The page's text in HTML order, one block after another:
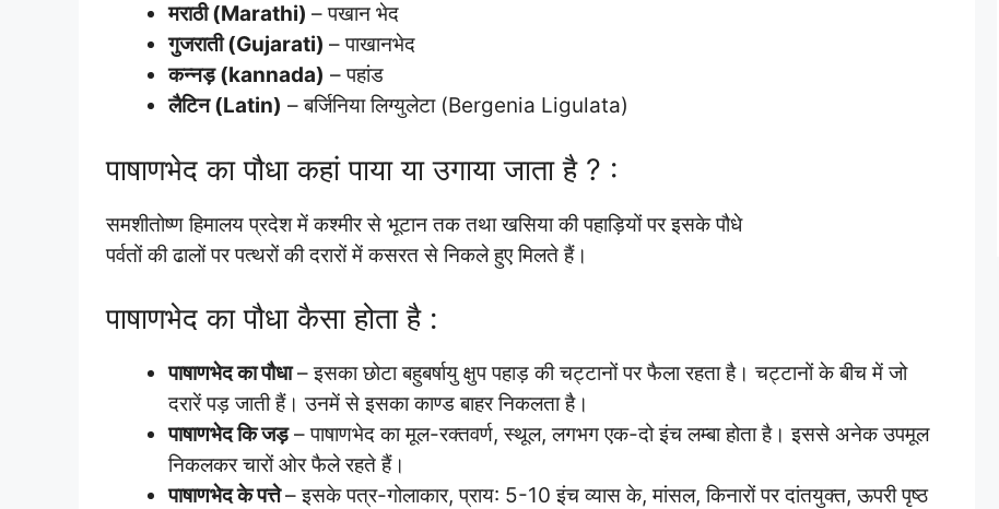
मराठी (Marathi) – पखान भेद
गुजराती (Gujarati) – पाखानभेद
कन्नड़ (kannada) – पहांड
लैटिन (Latin) – बर्जिनिया लिग्युलेटा (Bergenia Ligulata)
पाषाणभेद का पौधा कहां पाया या उगाया जाता है ? :
समशीतोष्ण हिमालय प्रदेश में कश्मीर से भूटान तक तथा खसिया की पहाड़ियों पर इसके पौधे
पर्वतों की ढालों पर पत्थरों की दरारों में कसरत से निकले हुए मिलते हैं।
पाषाणभेद का पौधा कैसा होता है :
पाषाणभेद का पौधा– इसका छोटा बहुबर्षायु क्षुप पहाड़ की चट्टानों पर फैला रहता है। चट्टानों के बीच में जो
दरारें पड़ जाती हैं। उनमें से इसका काण्ड बाहर निकलता है।
पाषाणभेद कि जड़– पाषाणभेद का मूल-रक्तवर्ण, स्थूल, लगभग एक-दो इंच लम्बा होता है। इससे अनेक उपमूल
निकलकर चारों ओर फैले रहते हैं।
पाषाणभेद के पत्ते– इसके पत्र-गोलाकार, प्राय: 5-10 इंच व्यास के, मांसल, किनारों पर दांतयुक्त, ऊपरी पृष्ठ